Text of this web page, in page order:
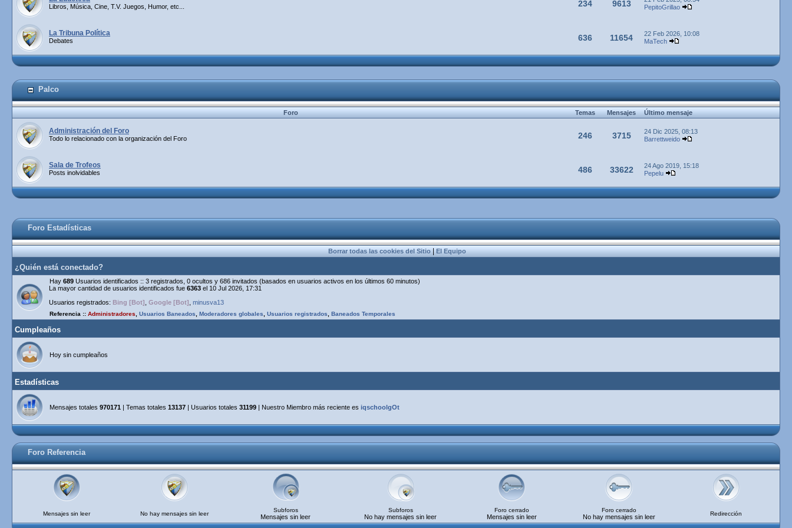
Libros, Música, Cine, T.V. Juegos, Humor, etc... 234 9613
PepitoGrillao
La Tribuna Política
Debates 636 11654
22 Feb 2026, 10:08
MaTech
Palco
Foro TemasMensajesÚltimo mensaje
Administración del Foro
Todo lo relacionado con la organización del Foro 246 3715
24 Dic 2025, 08:13
Barrettweido
Sala de Trofeos
Posts inolvidables 486 33622
24 Ago 2019, 15:18
Pepelu
Foro Estadísticas
Borrar todas las cookies del Sitio|El Equipo
¿Quién está conectado?
Hay 689 Usuarios identificados :: 3 registrados, 0 ocultos y 686 invitados (basados en usuarios activos en los últimos 60 minutos)
La mayor cantidad de usuarios identificados fue 6363 el 10 Jul 2026, 17:31
Usuarios registrados: Bing [Bot] Google [Bot] minusva13
Referencia :: Administradores Usuarios Baneados Moderadores globales Usuarios registrados Baneados Temporales
Cumpleaños
Hoy sin cumpleaños
Estadísticas
Mensajes totales 970171 | Temas totales 13137 | Usuarios totales 31199 | Nuestro Miembro más reciente es iqschoolgOt
Foro Referencia
Mensajes sin leer No hay mensajes sin leer
Subforos
Mensajes sin leer
Subforos
No hay mensajes sin leer
Foro cerrado
Mensajes sin leer
Foro cerrado
No hay mensajes sin leer Redirección